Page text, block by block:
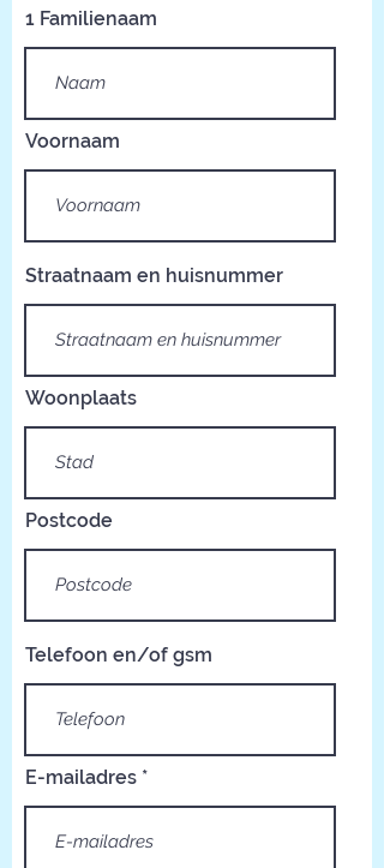
1 Familienaam
Voornaam
Straatnaam en huisnummer
Woonplaats
Postcode
Telefoon en/of gsm
E-mailadres